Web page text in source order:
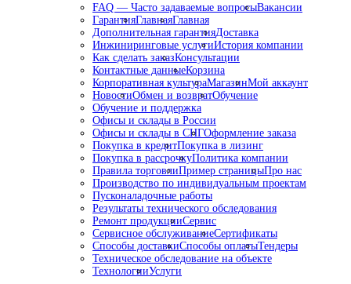
FAQ — Часто задаваемые вопросыВакансии
ГарантияГлавнаяГлавная
Дополнительная гарантияДоставка
Инжиниринговые услугиИстория компании
Как сделать заказКонсультации
Контактные данныеКорзина
Корпоративная культураМагазинМой аккаунт
НовостиОбмен и возвратОбучение
Обучение и поддержка
Офисы и склады в России
Офисы и склады в СНГОформление заказа
Покупка в кредитПокупка в лизинг
Покупка в рассрочкуПолитика компании
Правила торговлиПример страницыПро нас
Производство по индивидуальным проектам
Пусконаладочные работы
Результаты технического обследования
Ремонт продукцииСервис
Сервисное обслуживаниеСертификаты
Способы доставкиСпособы оплатыТендеры
Техническое обследование на объекте
ТехнологииУслуги